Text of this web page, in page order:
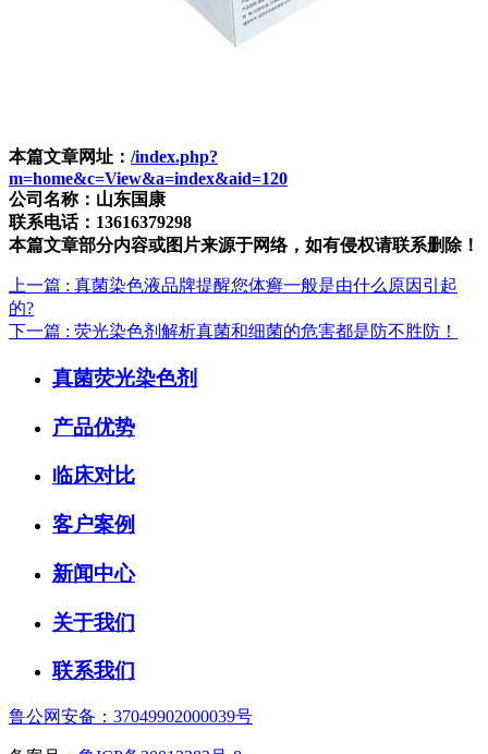
本篇文章网址： /index.php?
m=home&c=View&a=index&aid=120
公司名称：山东国康
联系电话：13616379298
本篇文章部分内容或图片来源于网络，如有侵权请联系删除！
上一篇 : 真菌染色液品牌提醒您体癣一般是由什么原因引起
的?
下一篇 : 荧光染色剂解析真菌和细菌的危害都是防不胜防！
真菌荧光染色剂
产品优势
临床对比
客户案例
新闻中心
关于我们
联系我们
鲁公网安备：37049902000039号